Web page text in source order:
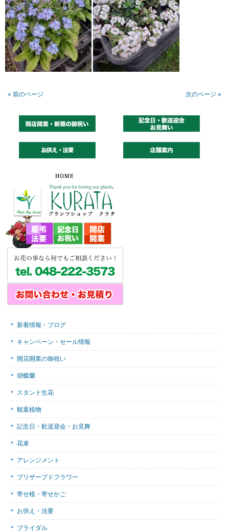
« 前のページ 次のページ »
新着情報・ブログ
キャンペーン・セール情報
開店開業の御祝い
胡蝶蘭
スタンド生花
観葉植物
記念日・歓送迎会・お見舞
花束
アレンジメント
プリザーブドフラワー
寄せ植・寄せかご
お供え・法要
ブライダル